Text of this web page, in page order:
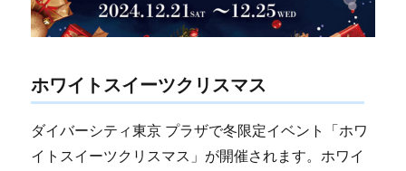
ホワイトスイーツクリスマス
ダイバーシティ東京 プラザで冬限定イベント「ホワ
イトスイーツクリスマス」が開催されます。ホワイ